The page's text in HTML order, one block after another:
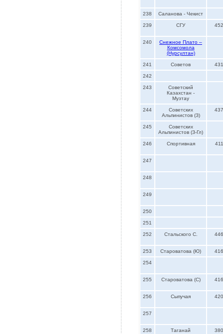
238 Саланова - Чекист
239 СГУ
240
Снежное Плато –
Комсомола
(Нурсултан)
241 Советов
242
243
Советский
Казахстан -
Музтау
244
Советских
Альпинистов (З)
245
Советских
Альпинистов (З-Гл)
246 Спортивная
247
248
249
250
251
252 Стальского С.
253 Староватова (Ю)
254
255 Староватова (С)
256 Сыпучая
257
258 Таганай